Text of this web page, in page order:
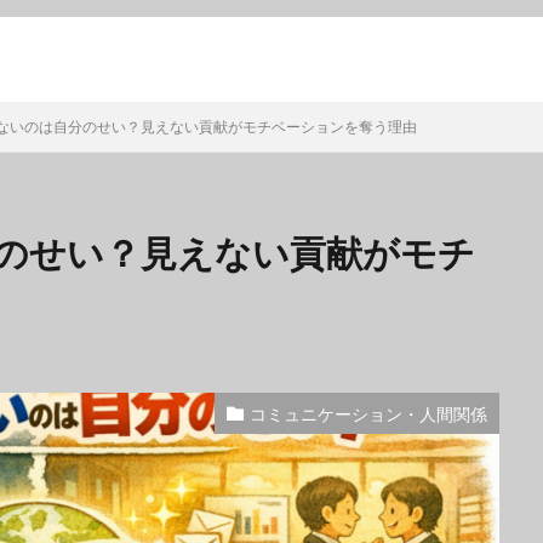
いのは自分のせい？見えない貢献がモチベーションを奪う理由
せい？見えない貢献がモチ
コミュニケーション・人間関係